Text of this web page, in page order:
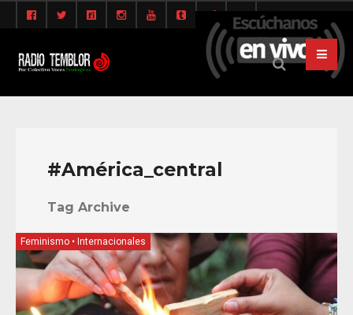
#América_central
Tag Archive
Feminismo • Internacionales